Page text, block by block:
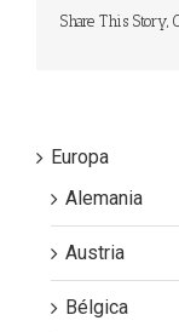
Share This Story,
Europa
Alemania
Austria
Bélgica